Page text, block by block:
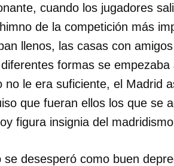
cuando los jugadores
de la competición más
llenos, las casas con
formas se
no le era suficiente, el Madrid
que fueran ellos los que se
figura insignia del
se desesperó como buen